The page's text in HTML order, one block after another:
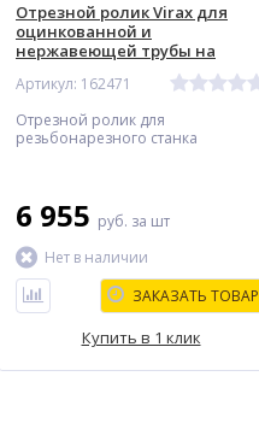
Отрезной ролик Virax для
оцинкованной и
нержавеющей трубы на
резьбонарезные станки
Артикул: 162471
Отрезной ролик для
резьбонарезного станка
6 955 руб. за шт
Нет в наличии
ЗАКАЗАТЬ ТОВАР
Купить в 1 клик